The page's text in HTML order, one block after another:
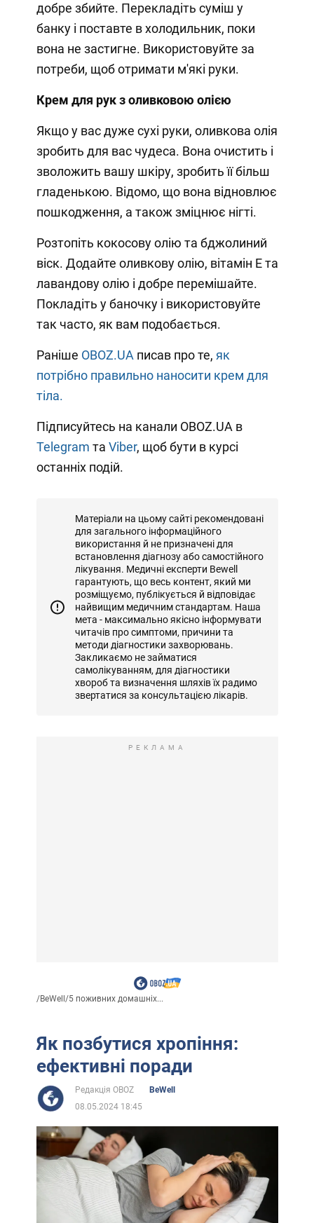
добре збийте. Перекладіть суміш у
банку і поставте в холодильник, поки
вона не застигне. Використовуйте за
потреби, щоб отримати м'які руки.
Крем для рук з оливковою олією
Якщо у вас дуже сухі руки, оливкова олія
зробить для вас чудеса. Вона очистить і
зволожить вашу шкіру, зробить її більш
гладенькою. Відомо, що вона відновлює
пошкодження, а також зміцнює нігті.
Розтопіть кокосову олію та бджолиний
віск. Додайте оливкову олію, вітамін Е та
лавандову олію і добре перемішайте.
Покладіть у баночку і використовуйте
так часто, як вам подобається.
Раніше OBOZ.UA писав про те, як
потрібно правильно наносити крем для
тіла.
Підписуйтесь на канали OBOZ.UA в
Telegram та Viber, щоб бути в курсі
останніх подій.
Матеріали на цьому сайті рекомендовані
для загального інформаційного
використання й не призначені для
встановлення діагнозу або самостійного
лікування. Медичні експерти Bewell
гарантують, що весь контент, який ми
розміщуємо, публікується й відповідає
найвищим медичним стандартам. Наша
мета - максимально якісно інформувати
читачів про симптоми, причини та
методи діагностики захворювань.
Закликаємо не займатися
самолікуванням, для діагностики
хвороб та визначення шляхів їх радимо
звертатися за консультацією лікарів.
РЕКЛАМА
/BeWell /5 поживних домашніх...
Як позбутися хропіння:
ефективні поради
Редакція OBOZ
BeWell
08.05.2024 18:45